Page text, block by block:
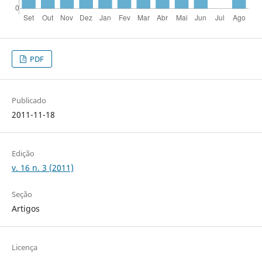
PDF
Publicado
2011-11-18
Edição
v. 16 n. 3 (2011)
Seção
Artigos
Licença